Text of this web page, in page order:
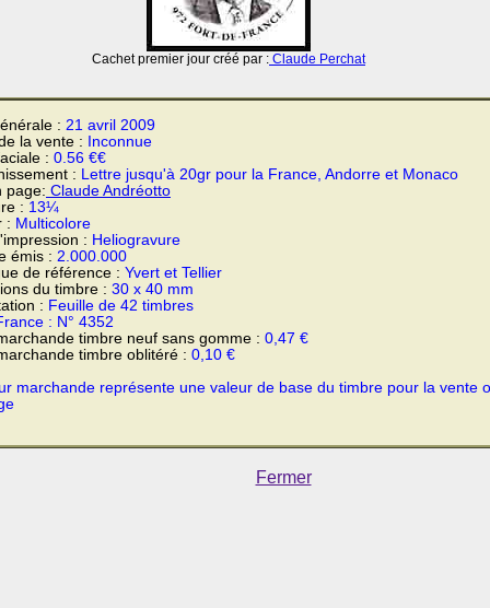
Cachet premier jour créé par : Claude Perchat
: 21 avril 2009
la vente :
Inconnue
: 0.56 €€
: Lettre jusqu'à 20gr pour la France, Andorre et Monaco
page: Claude Andréotto
: 13¼
: Multicolore
: Heliogravure
émis : 2.000.000
de référence : Yvert et Tellier
du timbre : 30 x 40 mm
: Feuille de 42 timbres
: N° 4352
timbre neuf sans gomme : 0,47 €
timbre oblitéré : 0,10 €
marchande représente une valeur de base du timbre pour la vente
Fermer